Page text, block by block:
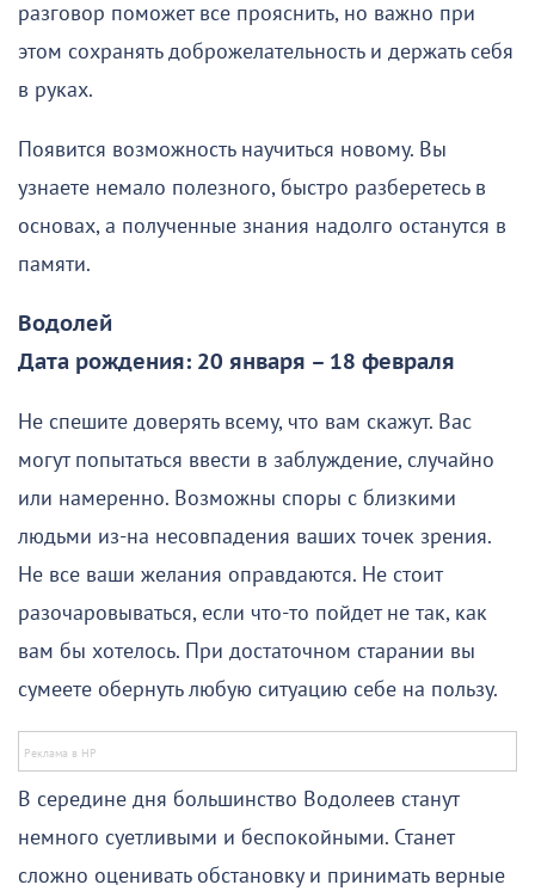
разговор поможет все прояснить, но важно при
этом сохранять доброжелательность и держать себя
в руках.
Появится возможность научиться новому. Вы
узнаете немало полезного, быстро разберетесь в
основах, а полученные знания надолго останутся в
памяти.
Водолей
Дата рождения: 20 января – 18 февраля
Не спешите доверять всему, что вам скажут. Вас
могут попытаться ввести в заблуждение, случайно
или намеренно. Возможны споры с близкими
людьми из-на несовпадения ваших точек зрения.
Не все ваши желания оправдаются. Не стоит
разочаровываться, если что-то пойдет не так, как
вам бы хотелось. При достаточном старании вы
сумеете обернуть любую ситуацию себе на пользу.
В середине дня большинство Водолеев станут
немного суетливыми и беспокойными. Станет
сложно оценивать обстановку и принимать верные